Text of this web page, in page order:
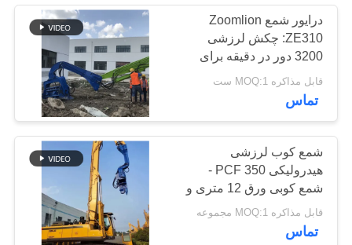
اخبار
موارد
درخواست
نقل قول
نقشه
سایت
درایور شمع Zoomlion
ZE310: چکش لرزشی
3200 دور در دقیقه برای
شمع بندی ورق فولادی و
قابل مذاکره MOQ:1 ست
تماس
شمع کوب لرزشی
هیدرولیکی PCF 350 -
شمع کوبی ورق 12 متری و
ساخت و ساز با قدرت بالا
470 کیلو نیوتن
قابل مذاکره MOQ:1 مجموعه
تماس